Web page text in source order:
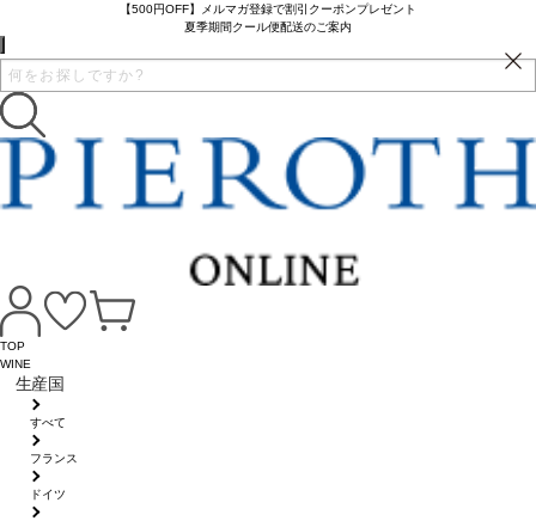
【500円OFF】メルマガ登録で割引クーポンプレゼント
夏季期間クール便配送のご案内
TOP
WINE
生産国
すべて
フランス
ドイツ